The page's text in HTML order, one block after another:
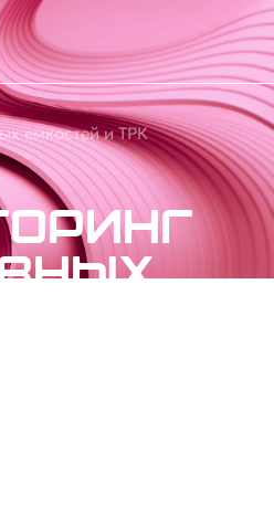
емкостей и ТРК